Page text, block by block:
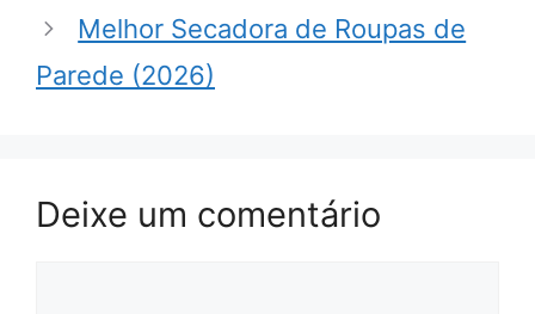
Melhor Secadora de Roupas de
Parede (2026)
Deixe um comentário